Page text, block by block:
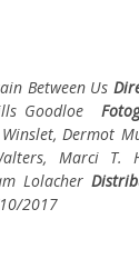
Between Us
Goodloe
Dermot
Marci T.
Lolacher
2017